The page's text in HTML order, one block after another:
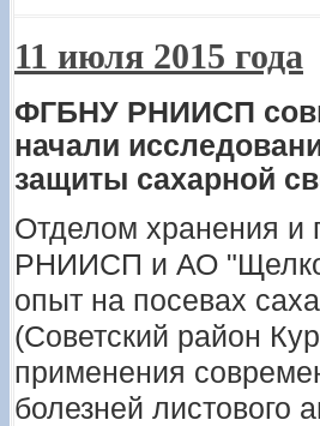
11 июля 2015 года
ФГБНУ РНИИСП
начали
защиты сахарной
Отделом хранения и
РНИИСП и АО
опыт на посевах
(Советский район
применения
болезней листового